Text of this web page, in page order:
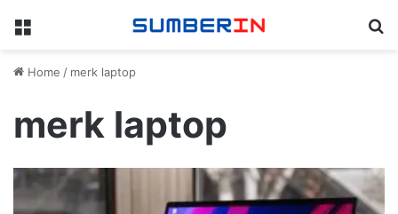
Menu
Home / merk laptop
merk laptop